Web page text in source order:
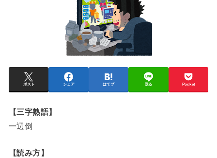
ポスト シェア はてブ 送る Pocket
【三字熟語】
一辺倒
【読み方】